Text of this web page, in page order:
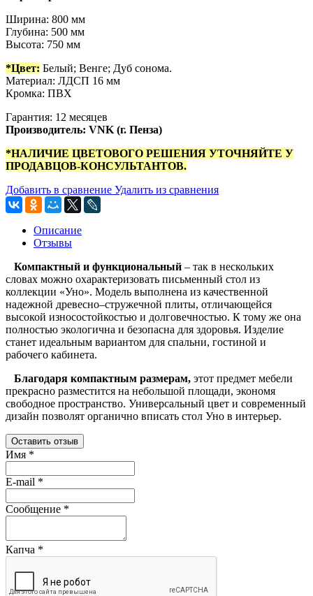
Ширина: 800 мм
Глубина: 500 мм
Высота: 750 мм
*Цвет: Белый; Венге; Дуб сонома.
Материал: ЛДСП 16 мм
Кромка: ПВХ
Гарантия: 12 месяцев
Производитель: VNK (г. Пенза)
*НАЛИЧИЕ ЦВЕТОВОГО РЕШЕНИЯ УТОЧНЯЙТЕ У
ПРОДАВЦОВ-КОНСУЛЬТАНТОВ.
Добавить в сравнение Удалить из сравнения
Описание
Отзывы
Компактный и функциональный – так в нескольких
словах можно охарактеризовать письменный стол из
коллекции «Уно». Модель выполнена из качественной
надежной древесно–стружечной плиты, отличающейся
высокой износостойкостью и долговечностью. К тому же она
полностью экологична и безопасна для здоровья. Изделие
станет идеальным вариантом для спальни, гостиной и
рабочего кабинета.
Благодаря компактным размерам, этот предмет мебели
прекрасно разместится на небольшой площади, экономя
свободное пространство. Универсальный цвет и современный
дизайн позволят органично вписать стол Уно в интерьер.
Оставить отзыв
Имя *
E-mail *
Сообщение *
Капча *